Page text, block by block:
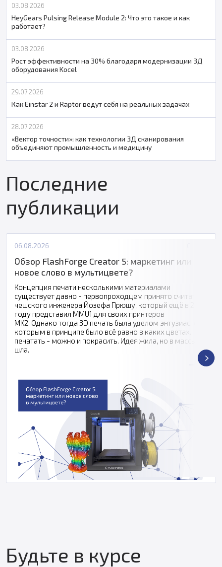
03.08.2026
HeyGears Pulsing Release Module 2: Что это такое и как
работает?
03.08.2026
Рост эффективности на 30% благодаря модернизации 3Д
оборудования Kocel
29.07.2026
Как Einstar 2 и Raptor ведут себя на реальных задачах
28.07.2026
«Вектор точности»: как технологии 3Д сканирования
объединяют промышленность и медицину
Последние
публикации
06.08.2026
Обзор FlashForge Creator 5: маркетинг или
новое слово в мультицвете?
Концепция печати несколькими материалами
существует давно - первопроходцем принято считать
чешского инженера Йозефа Прюшу, который ещё в 2016
году представил MMU1 для своих принтеров
MK2. Однако тогда 3D печать была уделом энтузиастов,
которым в принципе было всё равно в каких цветах
печатать - можно и покрасить. Идея жила, но в массы не
шла.
Будьте в курсе